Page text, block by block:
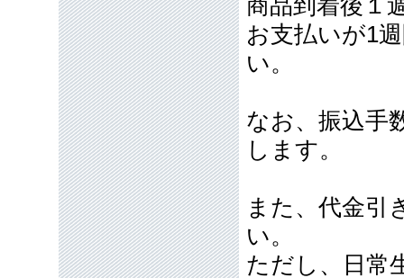
商品到着後１
お支払いが1
い。
なお、振込手
します。
また、代金引
い。
ただし、日常